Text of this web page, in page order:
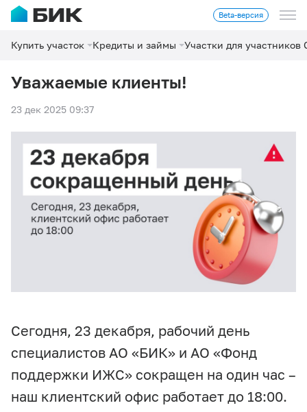
Beta-версия
Купить участок Кредиты и займы Участки для участников
Уважаемые клиенты!
23 дек 2025 09:37
Сегодня, 23 декабря, рабочий день
специалистов АО «БИК» и АО «Фонд
поддержки ИЖС» сокращен на один час –
наш клиентский офис работает до 18:00.